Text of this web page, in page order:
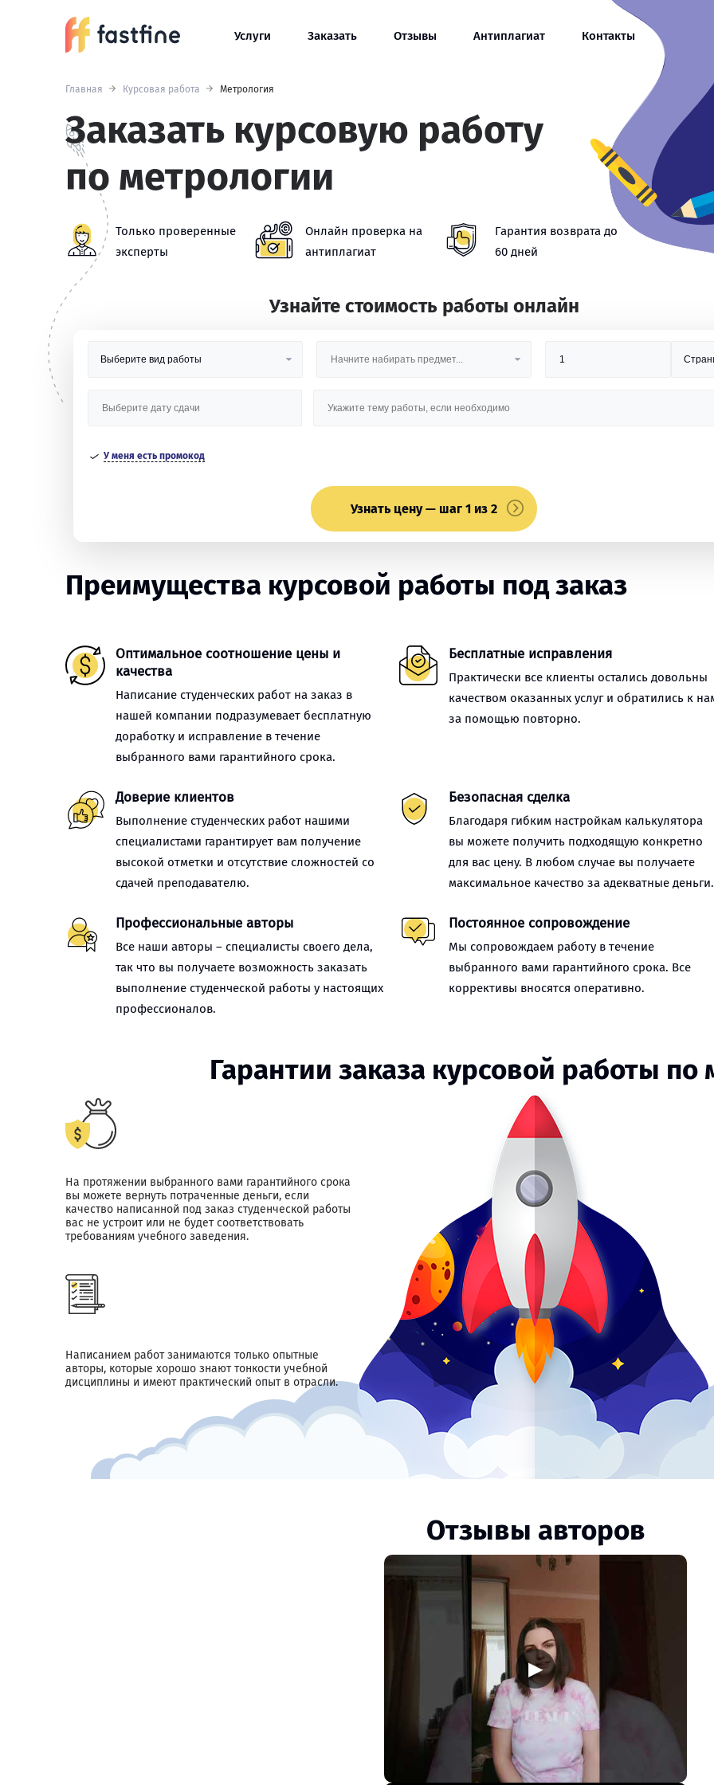
Услуги Заказать Отзывы Антиплагиат Контакты
Главная Курсовая работа Метрология
Заказать курсовую работу
по метрологии
Только проверенные
эксперты
Онлайн проверка на
антиплагиат
Гарантия возврата до
60 дней
Узнайте стоимость работы онлайн
У меня есть промокод
Узнать цену — шаг 1 из 2
Преимущества курсовой работы под заказ
Оптимальное соотношение цены и
качества
Написание студенческих работ на заказ в
нашей компании подразумевает бесплатную
доработку и исправление в течение
выбранного вами гарантийного срока.
Бесплатные исправления
Практически все клиенты остались довольны
качеством оказанных услуг и обратились к
за помощью повторно.
Доверие клиентов
Выполнение студенческих работ нашими
специалистами гарантирует вам получение
высокой отметки и отсутствие сложностей со
сдачей преподавателю.
Безопасная сделка
Благодаря гибким настройкам калькулятора
вы можете получить подходящую конкретно
для вас цену. В любом случае вы получаете
максимальное качество за адекватные деньги.
Профессиональные авторы
Все наши авторы – специалисты своего дела,
так что вы получаете возможность заказать
выполнение студенческой работы у настоящих
профессионалов.
Постоянное сопровождение
Мы сопровождаем работу в течение
выбранного вами гарантийного срока. Все
коррективы вносятся оперативно.
Гарантии заказа курсовой работы по
На протяжении выбранного вами гарантийного срока
вы можете вернуть потраченные деньги, если
качество написанной под заказ студенческой работы
вас не устроит или не будет соответствовать
требованиям учебного заведения.
Написанием работ занимаются только опытные
авторы, которые хорошо знают тонкости учебной
дисциплины и имеют практический опыт в отрасли.
Отзывы авторов
▶